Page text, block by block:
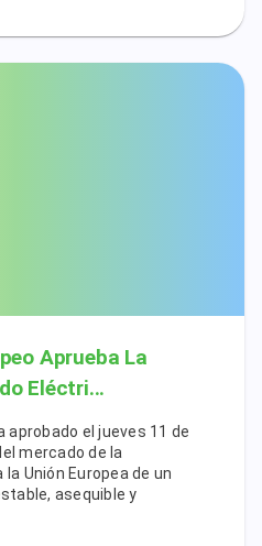
Aprueba La
Eléctri...
aprobado el jueves 11 de
mercado de la
Unión Europea de un
asequible y